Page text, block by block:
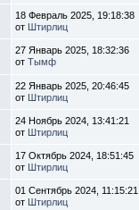
18 Февраль 2025, 19:18:38
от Штирлиц
27 Январь 2025, 18:32:36
отТымф
22 Январь 2025, 20:46:45
от Штирлиц
24 Ноябрь 2024, 13:41:21
от Штирлиц
17 Октябрь 2024, 18:51:45
от Штирлиц
01 Сентябрь 2024, 11:15:21
от Штирлиц